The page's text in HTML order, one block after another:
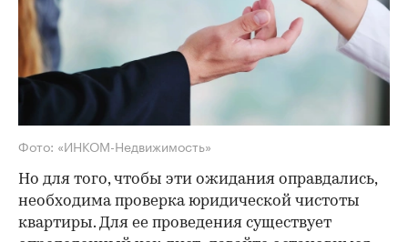
Фото: «ИНКОМ-Недвижимость»
Но для того, чтобы эти ожидания оправдались,
необходима проверка юридической чистоты
квартиры. Для ее проведения существует